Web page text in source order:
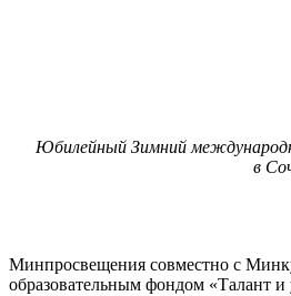
Юбилейный Зимний
в
Минпросвещения совместно с
образовательным фондом «Талант и